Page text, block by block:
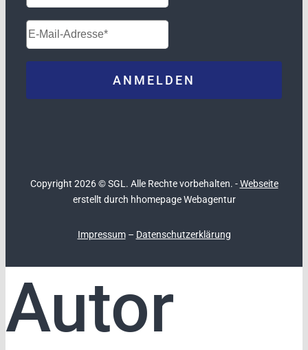
Copyright 2026 © SGL. Alle Rechte vorbehalten. -Webseite
erstellt durch hhomepage Webagentur
Impressum– Datenschutzerklärung
Autor